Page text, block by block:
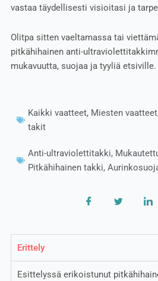
vastaa täydellisesti visioitasi ja
Olitpa sitten vaeltamassa tai
pitkähihainen anti-
mukavuutta, suojaa ja tyyliä etsiville.
Kaikki vaatteet, Miesten vaatteet
takit
Anti-ultraviolettitakki,
Pitkähihainen takki,
Erittely
Esittelyssä erikoistunut